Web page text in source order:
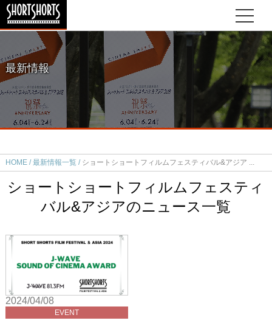
最新情報
HOME 最新情報一覧 ショートショートフィルムフェスティバル&アジア
ショートショートフィルムフェスティ
バル&アジアのニュース一覧
2024/04/08
EVENT